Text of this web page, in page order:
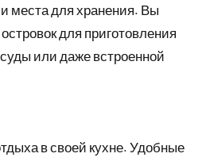
места для хранения. Вы
для приготовления
или даже встроенной
в своей кухне. Удобные